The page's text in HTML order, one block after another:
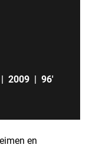
| 2009 | 96'
en